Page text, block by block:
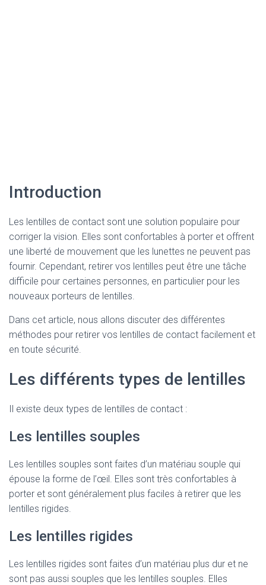
Introduction
Les lentilles de contact sont une solution populaire pour
corriger la vision. Elles sont confortables à porter et offrent
une liberté de mouvement que les lunettes ne peuvent pas
fournir. Cependant, retirer vos lentilles peut être une tâche
difficile pour certaines personnes, en particulier pour les
nouveaux porteurs de lentilles.
Dans cet article, nous allons discuter des différentes
méthodes pour retirer vos lentilles de contact facilement et
en toute sécurité.
Les différents types de lentilles
Il existe deux types de lentilles de contact :
Les lentilles souples
Les lentilles souples sont faites d’un matériau souple qui
épouse la forme de l’œil. Elles sont très confortables à
porter et sont généralement plus faciles à retirer que les
lentilles rigides.
Les lentilles rigides
Les lentilles rigides sont faites d’un matériau plus dur et ne
sont pas aussi souples que les lentilles souples. Elles